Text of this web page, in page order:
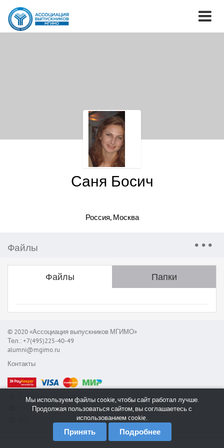
Саня Босич
Россия, Москва
Файлы
Файлы Папки
© 2020 «Ассоциация выпускников МГИМО»
Тел.: +7(495)225-40-49
alumni@mgimo.ru
Контакты
Сообщить об ошибке
Служба поддержки
Мы используем файлы cookie, чтобы сайт работал лучше.
Продолжая пользоваться сайтом, вы соглашаетесь с
использованием cookie.
Принять Подробнее